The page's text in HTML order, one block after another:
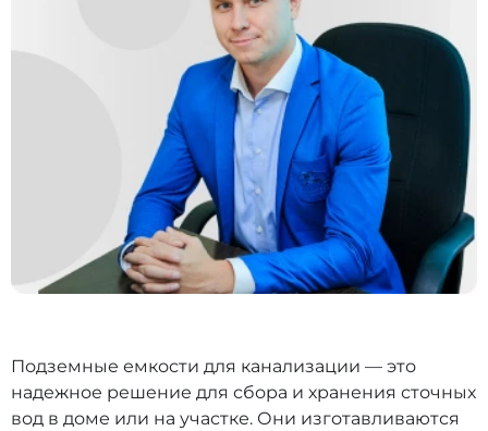
Подземные емкости для канализации — это
надежное решение для сбора и хранения сточных
вод в доме или на участке. Они изготавливаются